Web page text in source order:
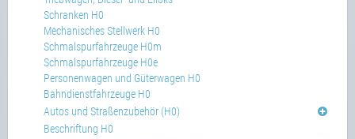
Schranken H0
Mechanisches Stellwerk H0
Schmalspurfahrzeuge H0m
Schmalspurfahrzeuge H0e
Personenwagen und Güterwagen H0
Bahndienstfahrzeuge H0
Autos und Straßenzubehör (H0)
Beschriftung H0